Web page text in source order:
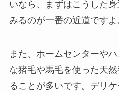
いなら、まずはこうした
みるのが一番の近道ですよ
また、ホームセンターや
な猪毛や馬毛を使った天
ることが多いです。デリ